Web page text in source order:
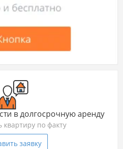
в долгосрочную аренду
квартиру по факту
заявку